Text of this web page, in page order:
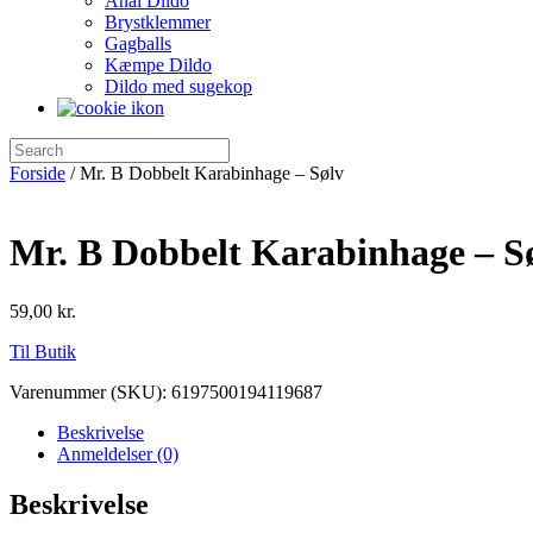
Brystklemmer
Gagballs
Kæmpe Dildo
Dildo med sugekop
Forside / Mr. B Dobbelt Karabinhage – Sølv
Mr. B Dobbelt Karabinhage –
59,00 kr.
Til Butik
Varenummer (SKU): 6197500194119687
Beskrivelse
Anmeldelser (0)
Beskrivelse